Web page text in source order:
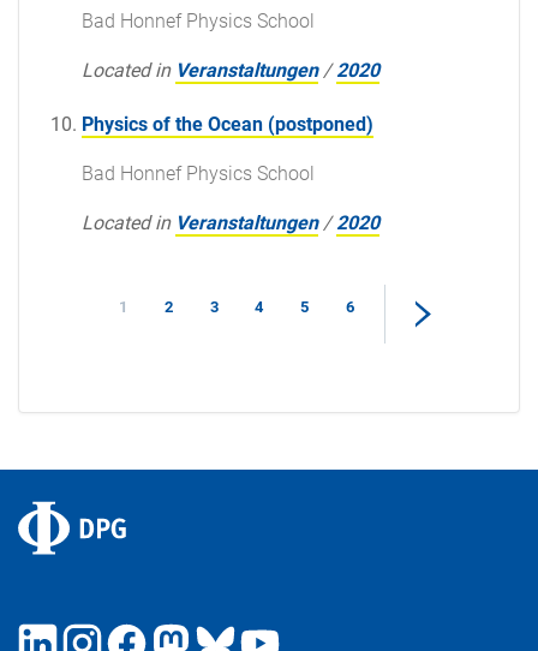
Bad Honnef Physics School
Located in Veranstaltungen /2020
Physics of the Ocean (postponed)
Bad Honnef Physics School
Located in Veranstaltungen /2020
1 2 3 4 5 6